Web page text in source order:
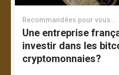
Recommandées pour vous...
Une entreprise
investir dans les
cryptomonnaies?